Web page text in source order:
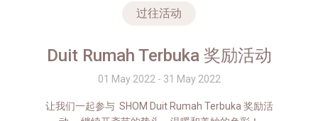
过往活动
Duit Rumah Terbuka 奖励活动
01 May 2022 - 31 May 2022
让我们一起参与 SHOM Duit Rumah Terbuka 奖励活